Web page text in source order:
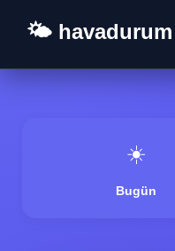
🌤️ havadurum
☀️
Bugün